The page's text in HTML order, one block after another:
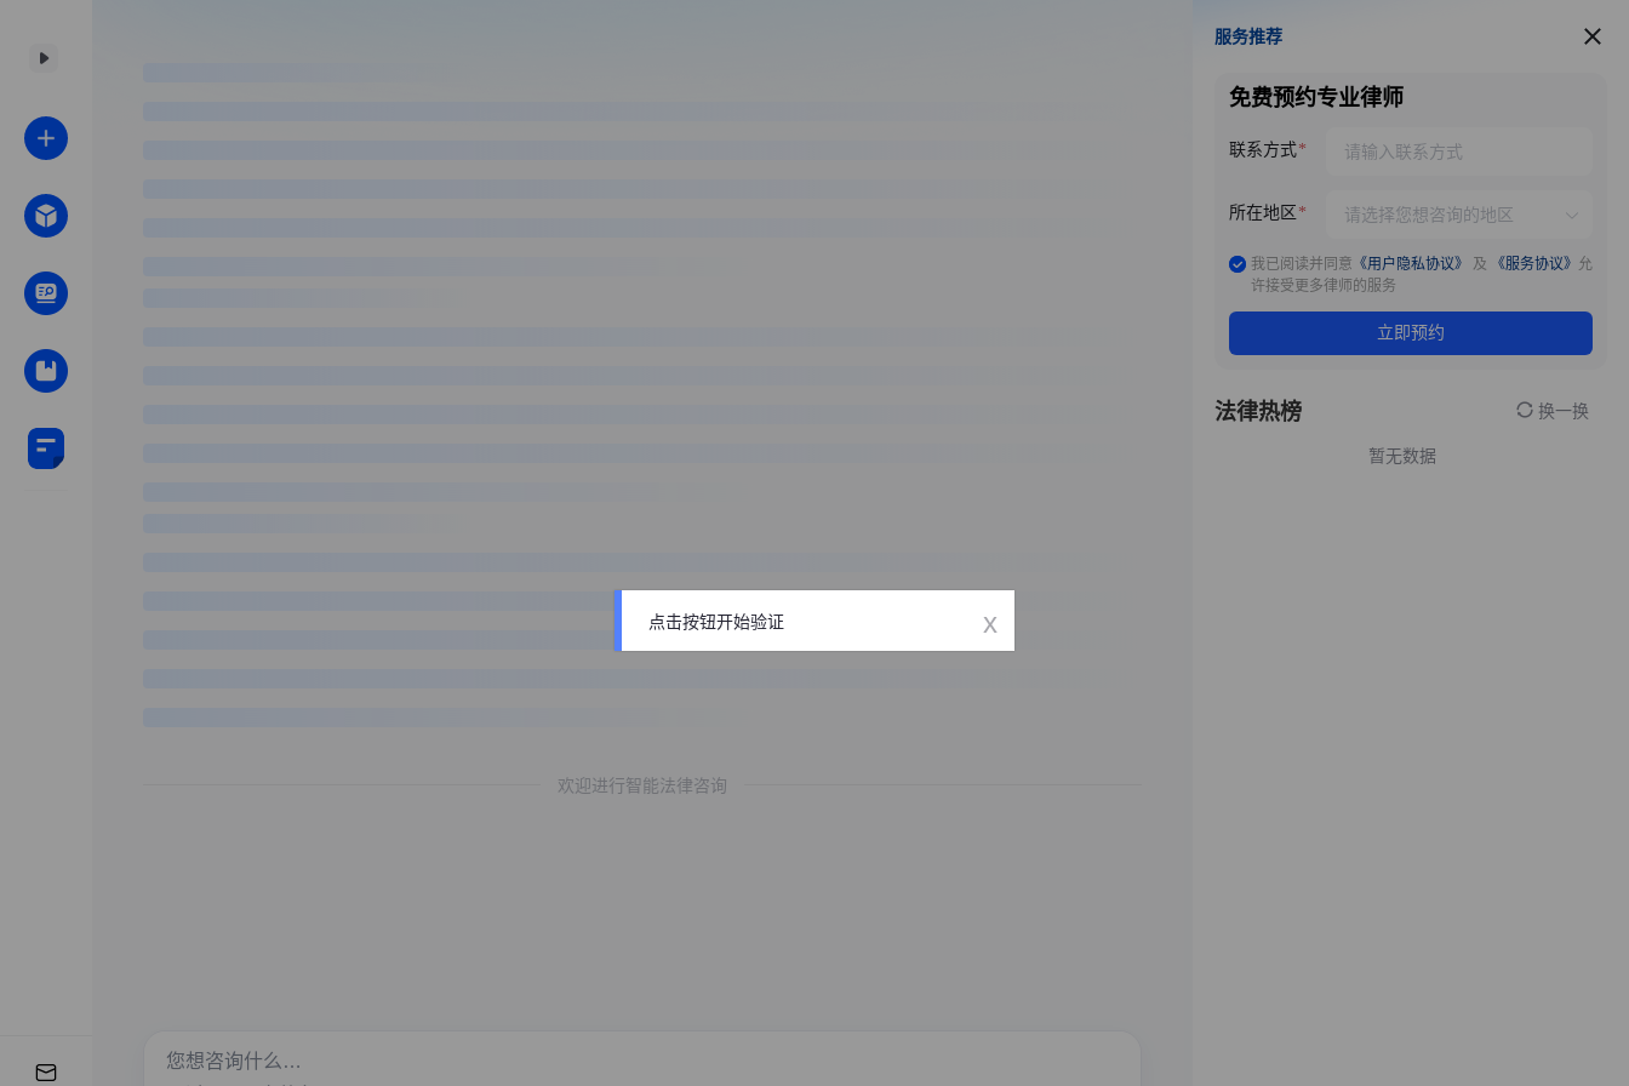
欢迎进行智能法律咨询
服务推荐
服务推荐
免费预约专业律师
联系方式
所在地区
我已阅读并同意 《用户隐私协议》 及 《服务协议》 允
许接受更多律师的服务
立即预约
法律热榜 换一换
暂无数据
点击按钮开始验证 x